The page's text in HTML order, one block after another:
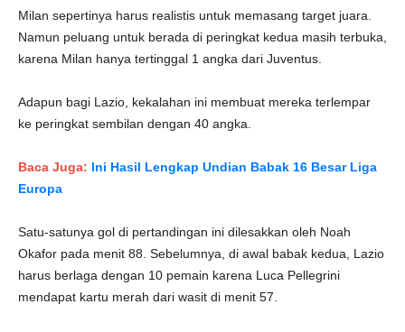
Milan sepertinya harus realistis untuk memasang target juara.
Namun peluang untuk berada di peringkat kedua masih terbuka,
karena Milan hanya tertinggal 1 angka dari Juventus.
Adapun bagi Lazio, kekalahan ini membuat mereka terlempar
ke peringkat sembilan dengan 40 angka.
Baca Juga: Ini Hasil Lengkap Undian Babak 16 Besar Liga
Europa
Satu-satunya gol di pertandingan ini dilesakkan oleh Noah
Okafor pada menit 88. Sebelumnya, di awal babak kedua, Lazio
harus berlaga dengan 10 pemain karena Luca Pellegrini
mendapat kartu merah dari wasit di menit 57.